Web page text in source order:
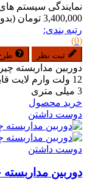
نمایندگی سیستم
3,400,000 تومان
رتبه بندی:
(0)
ثبت نظر
3 میلی متری
خرید محصول
دوست داشتن
دوست داشتن
دوربین مداربسته